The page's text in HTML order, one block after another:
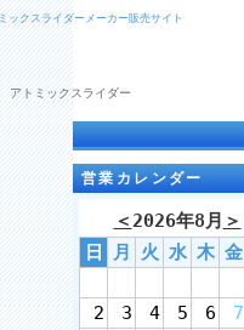
ックスライダーメーカー販売サイト
トミックスライダー
営業カレンダー
＜2026年8月 ＞
日
月 火 水 木 金
2
3 4 5 6 7